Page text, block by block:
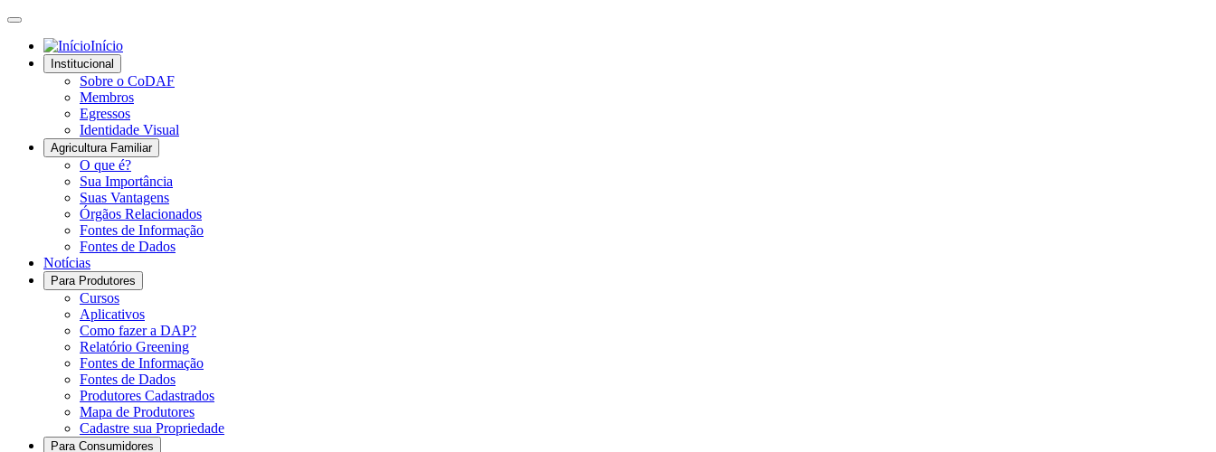
Início
Institucional
Sobre o CoDAF
Membros
Egressos
Identidade Visual
Agricultura Familiar
O que é?
Sua Importância
Suas Vantagens
Órgãos Relacionados
Fontes de Informação
Fontes de Dados
Notícias
Para Produtores
Cursos
Aplicativos
Como fazer a DAP?
Relatório Greening
Fontes de Informação
Fontes de Dados
Produtores Cadastrados
Mapa de Produtores
Cadastre sua Propriedade
Para Consumidores